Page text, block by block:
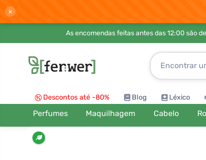
×
As encomendas feitas antes das 12:00 são
Descontos até -80% Blog Léxico
Perfumes Maquilhagem Cabelo